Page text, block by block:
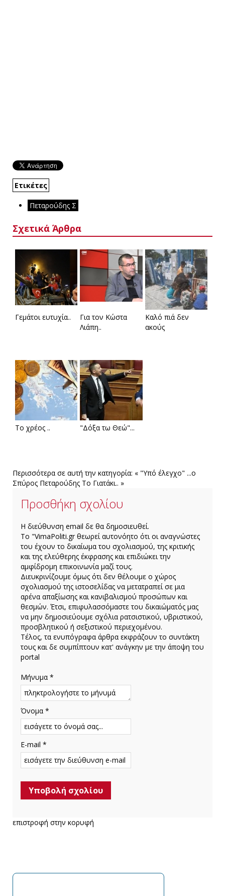
Ετικέτες
Πεταρούδης Σ
Σχετικά Άρθρα
Γεμάτοι ευτυχία..
Για τον Κώστα
Λιάπη..
Καλό πιά δεν
ακούς
Το χρέος .. "Δόξα τω Θεώ"...
Περισσότερα σε αυτή την κατηγορία: « "Υπό έλεγχο" ...o
Σπύρος Πεταρούδης Το Γιατάκι.. »
Προσθήκη σχολίου
H διεύθυνση email δε θα δημοσιευθεί.
Το "VimaPoliti.gr θεωρεί αυτονόητο ότι οι αναγνώστες
του έχουν το δικαίωμα του σχολιασμού, της κριτικής
και της ελεύθερης έκφρασης και επιδιώκει την
αμφίδρομη επικοινωνία μαζί τους.
Διευκρινίζουμε όμως ότι δεν θέλουμε ο χώρος
σχολιασμού της ιστοσελίδας να μετατραπεί σε μια
αρένα απαξίωσης και κανιβαλισμού προσώπων και
θεσμών. Έτσι, επιφυλασσόμαστε του δικαιώματός μας
να μην δημοσιεύουμε σχόλια ρατσιστικού, υβριστικού,
προσβλητικού ή σεξιστικού περιεχομένου.
Τέλος, τα ενυπόγραφα άρθρα εκφράζουν το συντάκτη
τους και δε συμπίπτουν κατ' ανάγκην με την άποψη του
portal
Μήνυμα *
Όνομα *
E-mail *
επιστροφή στην κορυφή